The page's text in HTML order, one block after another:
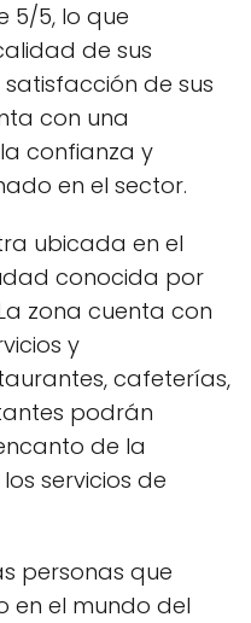
5/5, lo que
de sus
de sus
con una
confianza y
en el sector.
ubicada en el
conocida por
zona cuenta con
y
cafeterías,
podrán
de la
servicios de
personas que
en el mundo del